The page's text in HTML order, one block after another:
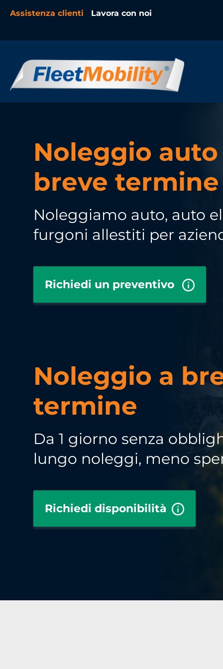
Assistenza clienti Lavora con noi
Noleggio
breve termine
Noleggiamo auto, auto
furgoni allestiti per
Richiedi un preventivo
Noleggio a
termine
Da 1 giorno senza
lungo noleggi, meno
Richiedi disponibilità